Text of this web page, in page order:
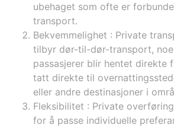
ubehaget som ofte er
transport.
Bekvemmelighet : Private
tilbyr dør-til-dør-transport,
passasjerer blir hentet direkte
tatt direkte til
eller andre destinasjoner i
Fleksibilitet : Private
for å passe individuelle